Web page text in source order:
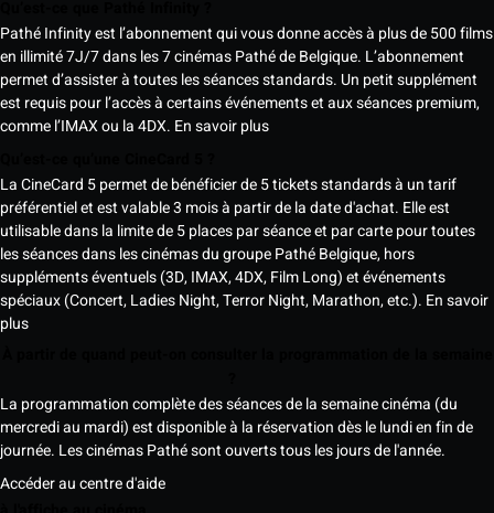
Pathé Infinity est l’abonnement qui vous donne accès à plus de 500 films
en illimité 7J/7 dans les 7 cinémas Pathé de Belgique. L’abonnement
permet d’assister à toutes les séances standards. Un petit supplément
est requis pour l’accès à certains événements et aux séances premium,
comme l’IMAX ou la 4DX. En savoir plus
La CineCard 5 permet de bénéficier de 5 tickets standards à un tarif
préférentiel et est valable 3 mois à partir de la date d'achat. Elle est
utilisable dans la limite de 5 places par séance et par carte pour toutes
les séances dans les cinémas du groupe Pathé Belgique, hors
suppléments éventuels (3D, IMAX, 4DX, Film Long) et événements
spéciaux (Concert, Ladies Night, Terror Night, Marathon, etc.). En savoir
plus
La programmation complète des séances de la semaine cinéma (du
mercredi au mardi) est disponible à la réservation dès le lundi en fin de
journée. Les cinémas Pathé sont ouverts tous les jours de l'année.
Accéder au centre d'aide